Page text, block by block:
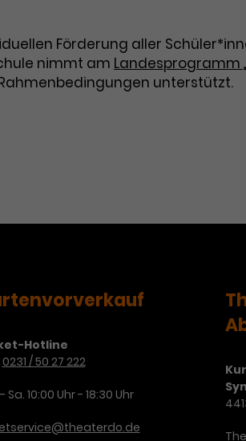
Förderung aller
nimmt am Landesprogramm
unterstützt.
Hotline
0231 / 50 27 222
Sa. 10:00 Uhr - 18:30 Uhr